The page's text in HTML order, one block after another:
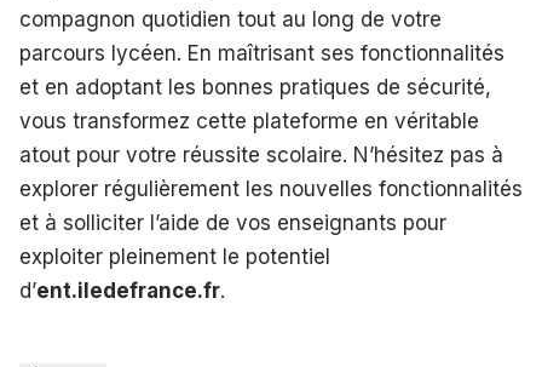
compagnon quotidien tout au long de votre
parcours lycéen. En maîtrisant ses fonctionnalités
et en adoptant les bonnes pratiques de sécurité,
vous transformez cette plateforme en véritable
atout pour votre réussite scolaire. N’hésitez pas à
explorer régulièrement les nouvelles fonctionnalités
et à solliciter l’aide de vos enseignants pour
exploiter pleinement le potentiel
d’ent.iledefrance.fr.